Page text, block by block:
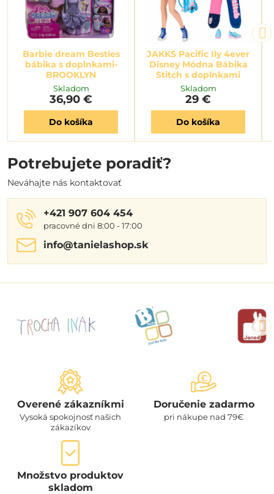
Barbie dream Besties
bábika s doplnkami-
BROOKLYN
Skladom
36,90 €
Do košíka
JAKKS Pacific Ily 4ever
Disney Módna Bábika
Stitch s doplnkami
Skladom
29 €
Do košíka
Potrebujete poradiť?
Neváhajte nás kontaktovať
+421 907 604 454
pracovné dni 8:00 - 17:00
info​@tanielashop​.sk
Overené zákazníkmi
Vysoká spokojnosť našich
zákazíkov
Doručenie zadarmo
pri nákupe nad 79€
Množstvo produktov
skladom